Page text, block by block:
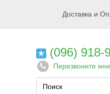
Доставка и
(096) 918-
Перезвоните